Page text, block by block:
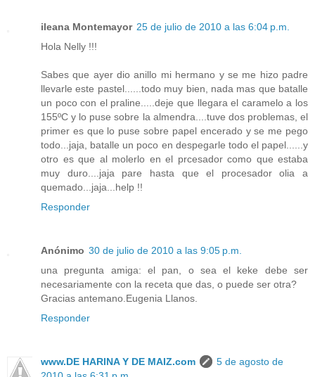
ileana Montemayor 25 de julio de 2010 a las 6:04 p.m.
Hola Nelly !!!
Sabes que ayer dio anillo mi hermano y se me hizo padre
llevarle este pastel......todo muy bien, nada mas que batalle
un poco con el praline.....deje que llegara el caramelo a los
155ºC y lo puse sobre la almendra....tuve dos problemas, el
primer es que lo puse sobre papel encerado y se me pego
todo...jaja, batalle un poco en despegarle todo el papel......y
otro es que al molerlo en el prcesador como que estaba
muy duro....jaja pare hasta que el procesador olia a
quemado...jaja...help !!
Responder
Anónimo 30 de julio de 2010 a las 9:05 p.m.
una pregunta amiga: el pan, o sea el keke debe ser
necesariamente con la receta que das, o puede ser otra?
Gracias antemano.Eugenia Llanos.
Responder
www.DE HARINA Y DE MAIZ.com
5 de agosto de